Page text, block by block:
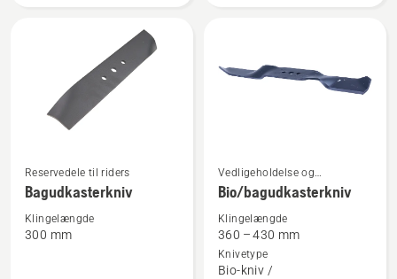
Se
flere
detaljer
om
Reservedele til riders
Bagudkasterkniv
Klingelængde
300 mm
Se
flere
detaljer
om
Bio/bagudkasterkniv
Vedligeholdelse og
reservedele
Bio/bagudkasterkniv
Klingelængde
360 – 430 mm
Knivetype
Bio-kniv /